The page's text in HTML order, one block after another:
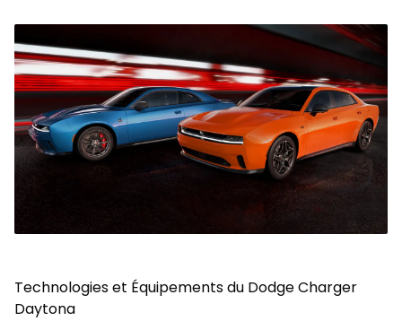
Technologies et Équipements du Dodge Charger
Daytona